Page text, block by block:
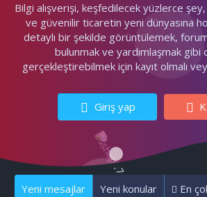
Bilgi alışverişi, keşfedilecek yüzlerce
ve güvenilir ticaretin yeni dünyasına
detaylı bir şekilde görüntülemek,
bulunmak ve yardımlaşmak gibi
gerçekleştirebilmek için kayıt olmalı
Giriş yap
Yeni mesajlar Yeni konular En